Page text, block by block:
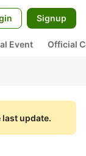
Signup
Event Official
last update.